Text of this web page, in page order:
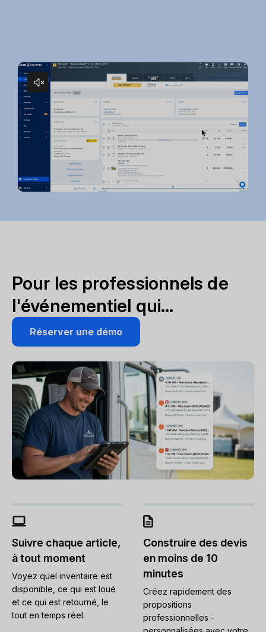
Pour les professionnels de
l'événementiel qui...
Réserver une démo
Suivre chaque article,
à tout moment
Voyez quel inventaire est
disponible, ce qui est loué
et ce qui est retourné, le
tout en temps réel.
Construire des devis
en moins de 10
minutes
Créez rapidement des
propositions
professionnelles -